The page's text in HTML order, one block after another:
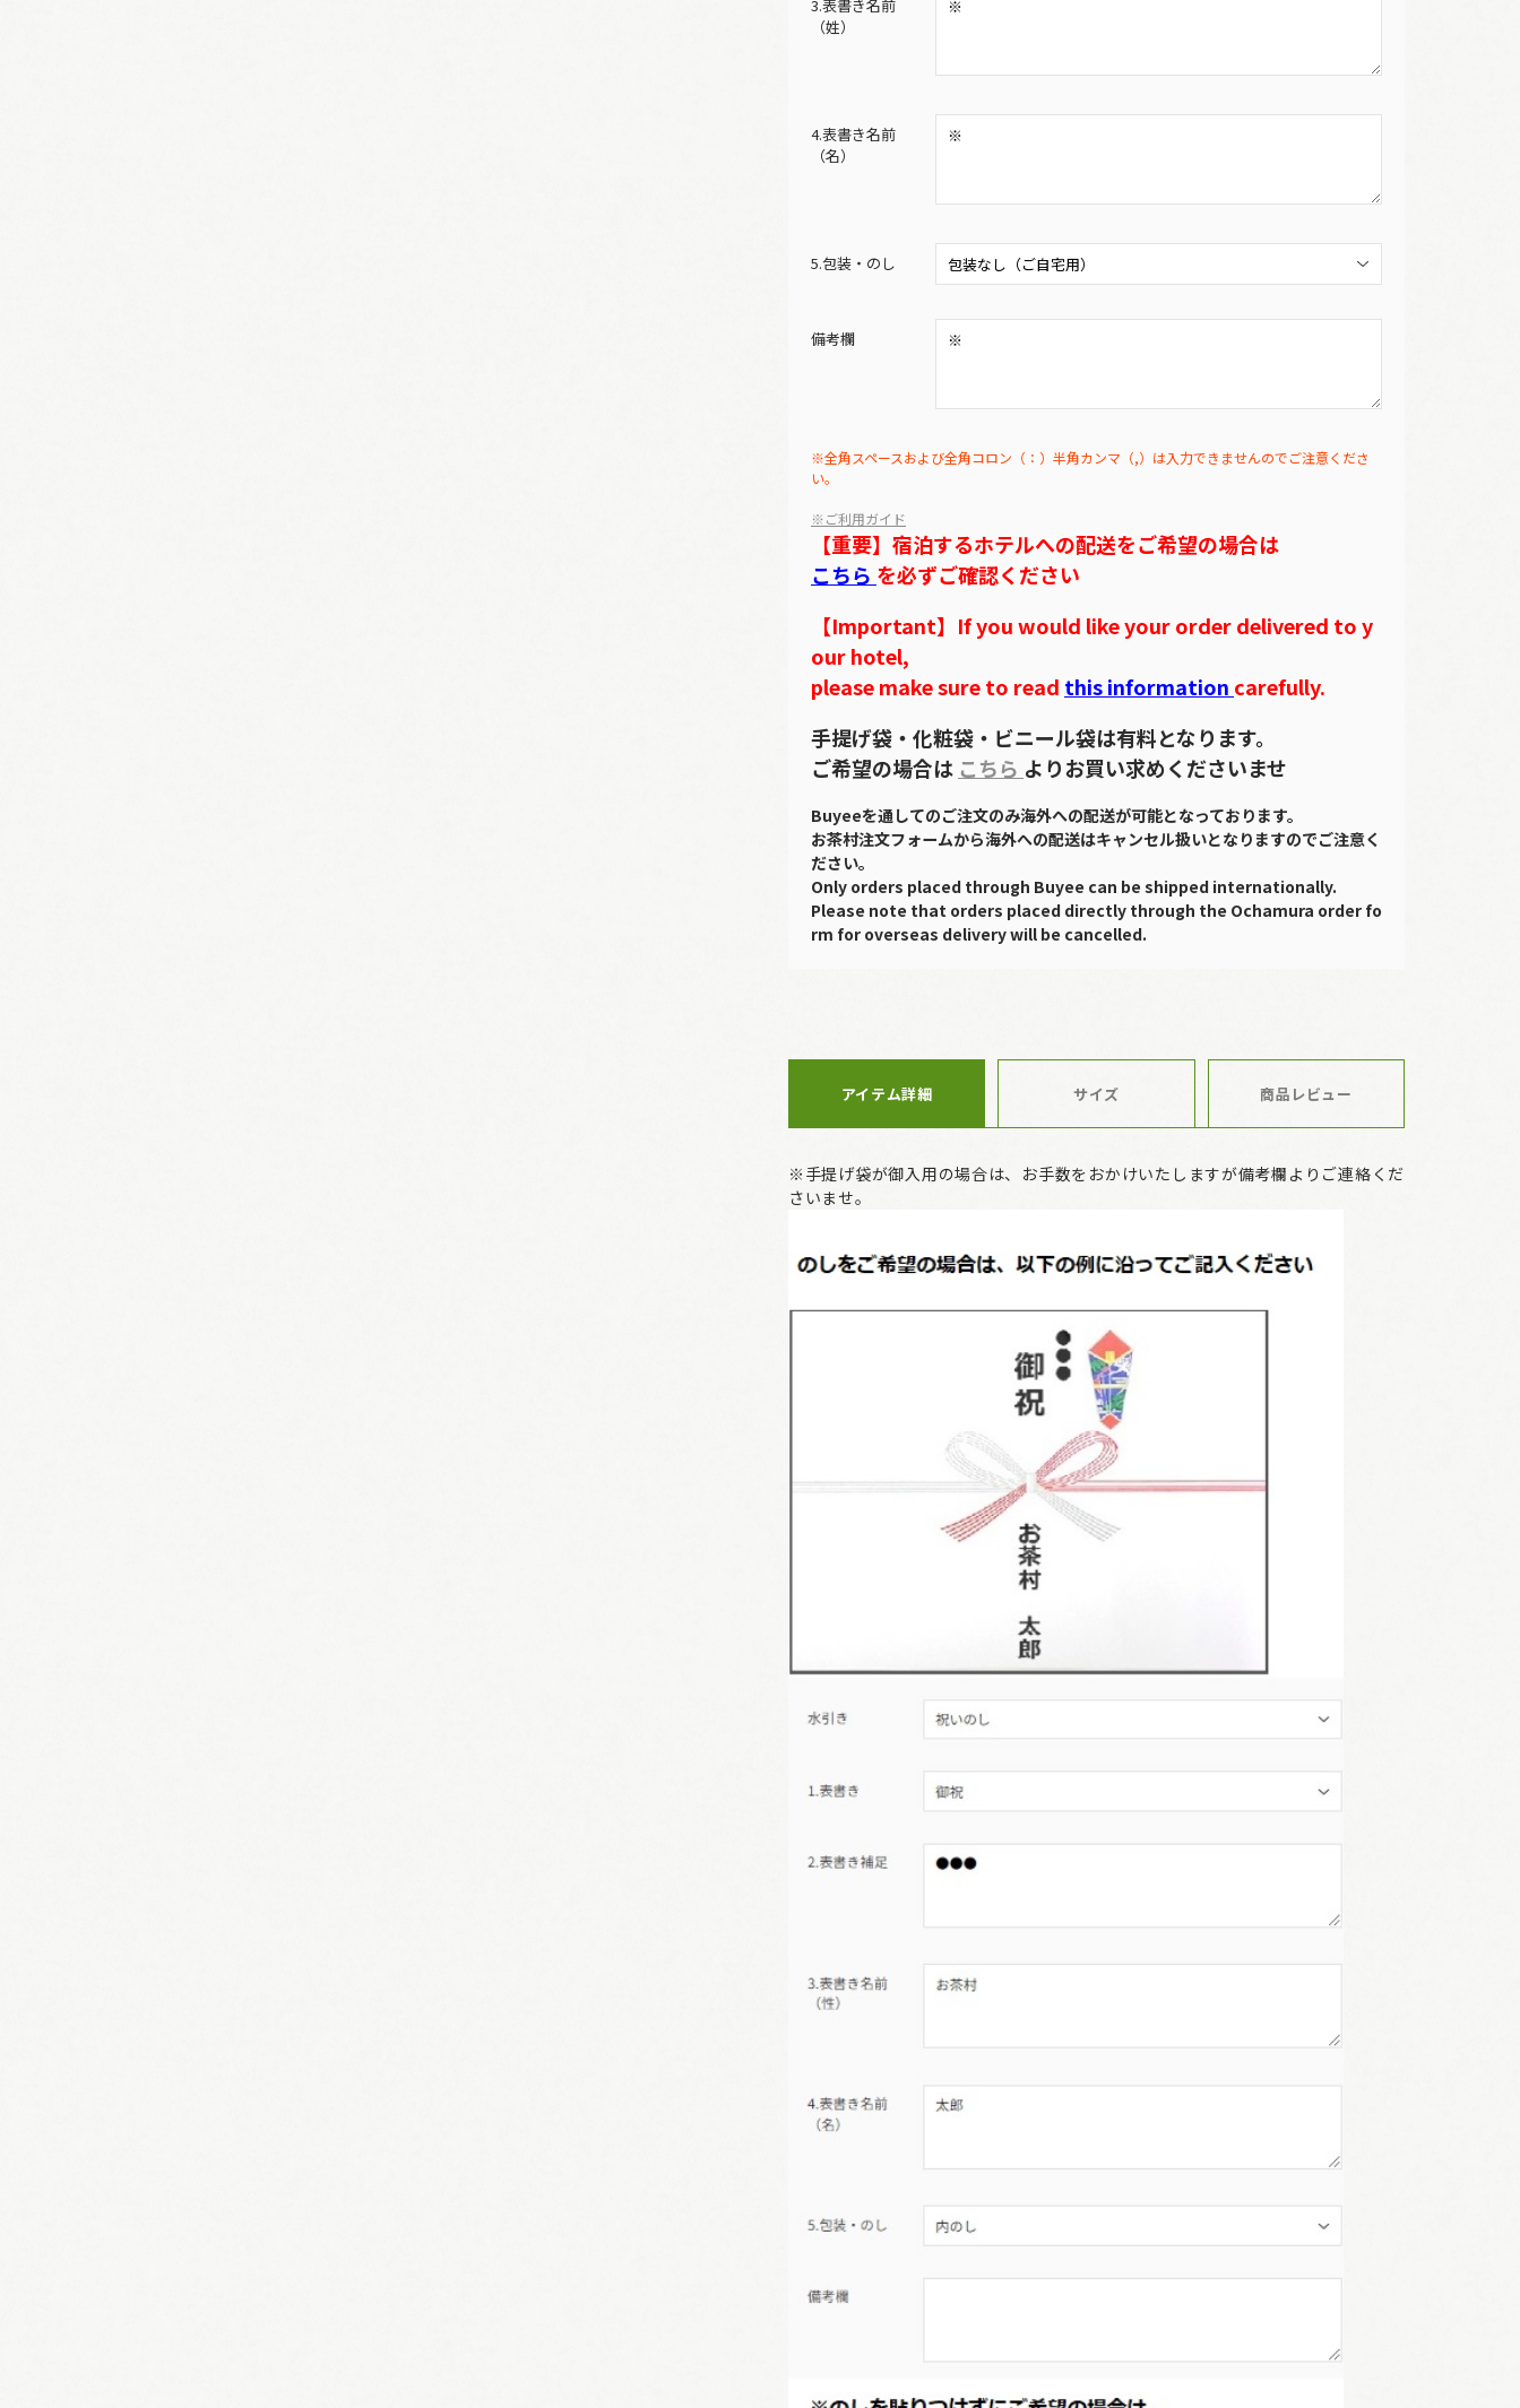
3.表書き名前
（姓）
4.表書き名前
（名）
5.包装・のし
備考欄
※全角スペースおよび全角コロン（：）半角カンマ（,）は入力できませんのでご注意くださ
い。
※ご利用ガイド
【重要】宿泊するホテルへの配送をご希望の場合は
こちら を必ずご確認ください
【Important】If you would like your order delivered to y
our hotel,
please make sure to read this information carefully.
手提げ袋・化粧袋・ビニール袋は有料となります。
ご希望の場合は こちら よりお買い求めくださいませ
Buyeeを通してのご注文のみ海外への配送が可能となっております。
お茶村注文フォームから海外への配送はキャンセル扱いとなりますのでご注意く
ださい。
Only orders placed through Buyee can be shipped internationally.
Please note that orders placed directly through the Ochamura order fo
rm for overseas delivery will be cancelled.
アイテム詳細 サイズ 商品レビュー
※手提げ袋が御入用の場合は、お手数をおかけいたしますが備考欄よりご連絡くだ
さいませ。